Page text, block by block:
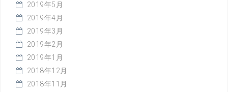
2019年5月
2019年4月
2019年3月
2019年2月
2019年1月
2018年12月
2018年11月